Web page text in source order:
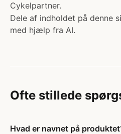
Cykelpartner.
Dele af indholdet på denne
med hjælp fra AI.
Ofte stillede
Hvad er navnet på